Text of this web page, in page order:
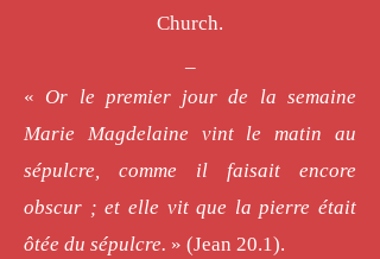
Church.
« Or le premier jour de la semaine
Marie Magdelaine vint le matin au
sépulcre, comme il faisait encore
obscur ; et elle vit que la pierre était
ôtée du sépulcre. » (Jean 20.1).